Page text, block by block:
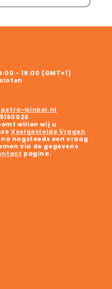
- 18:00 (GMT+1)
winkel.nl
willen wij u
Veelgestelde Vragen
nogsteeds een vraag
via de gegevens
pagina.